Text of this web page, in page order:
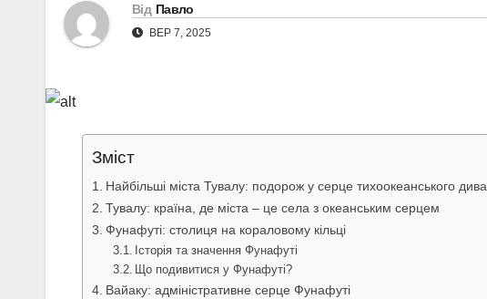
Від Павло
ВЕР 7, 2025
Зміст
Найбільші міста Тувалу: подорож у серце тихоокеанського дива
Тувалу: країна, де міста – це села з океанським серцем
Фунафуті: столиця на кораловому кільці
Історія та значення Фунафуті
Що подивитися у Фунафуті?
Вайаку: адміністративне серце Фунафуті